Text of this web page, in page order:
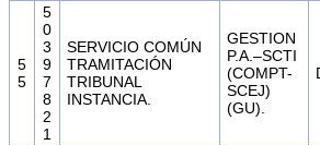
5
5
5
0
3
9
7
8
2
1
SERVICIO COMÚN
TRAMITACIÓN
TRIBUNAL
INSTANCIA.
GESTION
P.A.–SCTI
(COMPT-
SCEJ)
(GU).